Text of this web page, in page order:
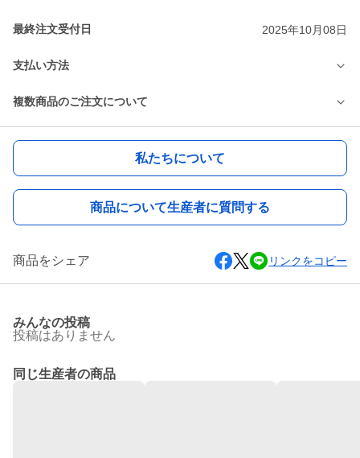
最終注文受付日 2025年10月08日
支払い方法
複数商品のご注文について
私たちについて
商品について生産者に質問する
商品をシェア リンクをコピー
みんなの投稿
投稿はありません
同じ生産者の商品